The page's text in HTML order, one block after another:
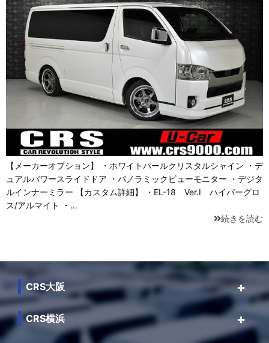
【メーカーオプション】 ・ホワイトパールクリスタルシャイン ・デ
ュアルパワースライドドア ・パノラミックビューモニター ・デジタ
ルインナーミラー 【カスタム詳細】 ・EL-18 Ver.Ⅰ ハイパーグロ
ス/アルマイト ・…
続きを読む
CRS大阪
CRS横浜